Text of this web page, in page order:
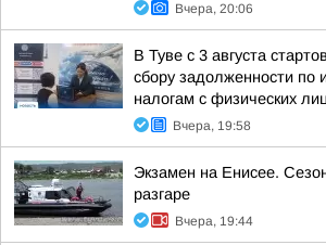
Вчера, 20:06
В Туве с 3 августа
сбору задолженности по
налогам с физических лиц
Вчера, 19:58
Экзамен на Енисее.
разгаре
Вчера, 19:44